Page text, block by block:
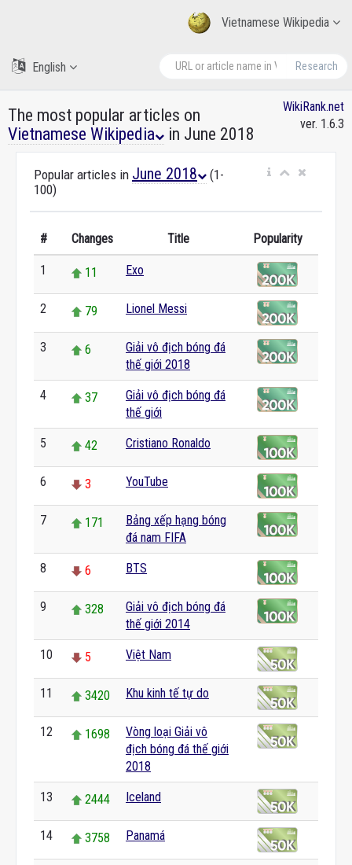
Vietnamese Wikipedia
Research
English
The most popular articles on
Vietnamese Wikipedia
in June 2018
WikiRank.net
ver. 1.6.3
Popular articles in June 2018
(1-
100)
# Changes Title Popularity
1 11 Exo
2 79 Lionel Messi
3 6
Giải vô địch bóng đá
thế giới 2018
4 37
Giải vô địch bóng đá
thế giới
5 42 Cristiano Ronaldo
6 3 YouTube
7 171
Bảng xếp hạng bóng
đá nam FIFA
8 6 BTS
9 328
Giải vô địch bóng đá
thế giới 2014
10 5 Việt Nam
11 3420 Khu kinh tế tự do
12 1698
Vòng loại Giải vô
địch bóng đá thế giới
2018
13 2444 Iceland
14 3758 Panamá